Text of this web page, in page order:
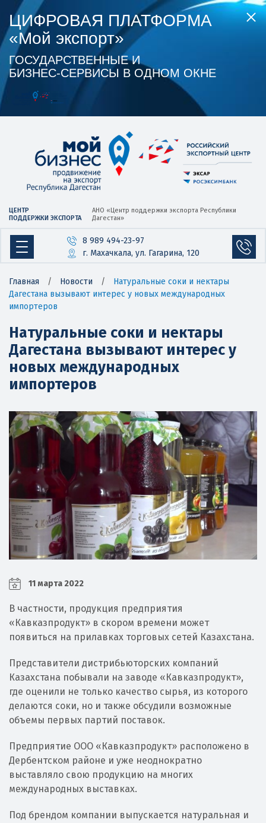
ЦИФРОВАЯ ПЛАТФОРМА
«Мой экспорт»
ГОСУДАРСТВЕННЫЕ И
БИЗНЕС‑СЕРВИСЫ В ОДНОМ ОКНЕ
ЦЕНТР
ПОДДЕРЖКИ ЭКСПОРТА
АНО «Центр поддержки экспорта Республики
Дагестан»
8 989 494-23-97
г. Махачкала, ул. Гагарина, 120
Главная / Новости /
Натуральные соки и нектары
Дагестана вызывают интерес у новых международных
импортеров
Натуральные соки и нектары
Дагестана вызывают интерес у
новых международных
импортеров
11 марта 2022
В частности, продукция предприятия
«Кавказпродукт» в скором времени может
появиться на прилавках торговых сетей Казахстана.
Представители дистрибьюторских компаний
Казахстана побывали на заводе «Кавказпродукт»,
где оценили не только качество сырья, из которого
делаются соки, но и также обсудили возможные
объемы первых партий поставок.
Предприятие ООО «Кавказпродукт» расположено в
Дербентском районе и уже неоднократно
выставляло свою продукцию на многих
международных выставках.
Под брендом компании выпускается натуральная и